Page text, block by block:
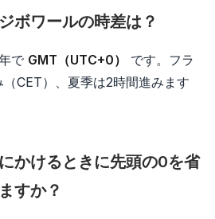
ボワールの時差は？
で GMT（UTC+0）
です。フラ
CET）、夏季は2時間進みます
かけるときに先頭の0を省
すか？